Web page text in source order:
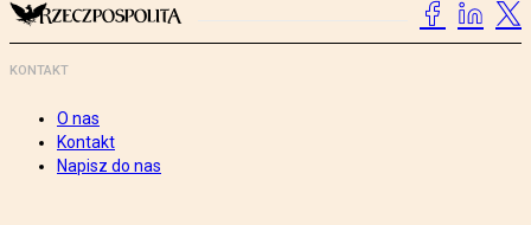
KONTAKT
O nas
Kontakt
Napisz do nas